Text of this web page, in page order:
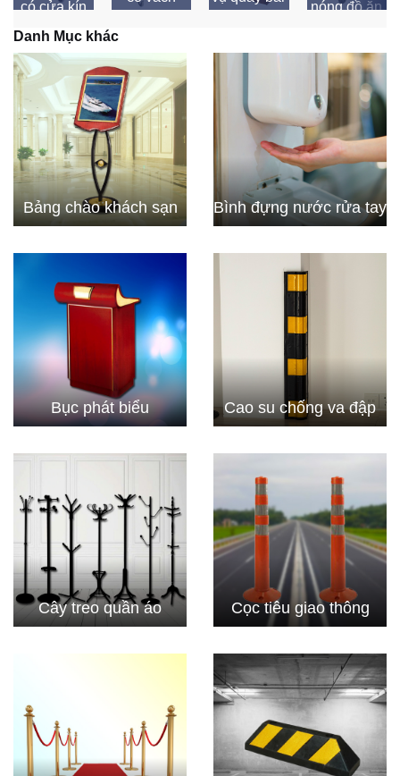
có cửa kín
nóng đồ ăn
Danh Mục khác
Bảng chào khách sạn Bình đựng nước rửa tay
Bục phát biểu Cao su chống va đập
Cây treo quần áo Cọc tiêu giao thông